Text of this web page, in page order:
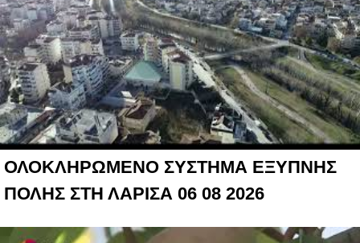
ΟΛΟΚΛΗΡΩΜΕΝΟ ΣΥΣΤΗΜΑ ΕΞΥΠΝΗΣ
ΠΟΛΗΣ ΣΤΗ ΛΑΡΙΣΑ 06 08 2026